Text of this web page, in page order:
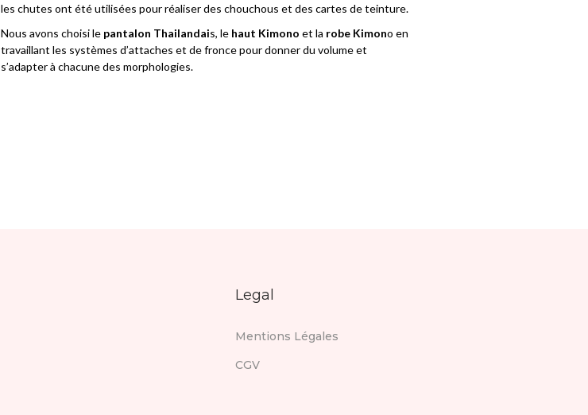
les chutes ont été utilisées pour réaliser des chouchous et des cartes de teinture.
Nous avons choisi le pantalon Thailandais, le haut Kimono et la robe Kimono en
travaillant les systèmes d’attaches et de fronce pour donner du volume et
s’adapter à chacune des morphologies.
Legal
Mentions Légales
CGV